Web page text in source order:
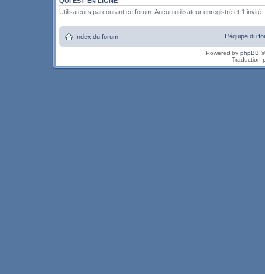
Utilisateurs parcourant ce forum: Aucun utilisateur enregistré et 1 invité
Index du forum L’équipe du
Powered by phpBB
Traduction